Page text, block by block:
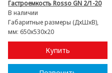
Гастроемкость Rosso GN 2/1-20
В наличии
Габаритные размеры (ДхШхВ),
мм: 650х530х20
Купить